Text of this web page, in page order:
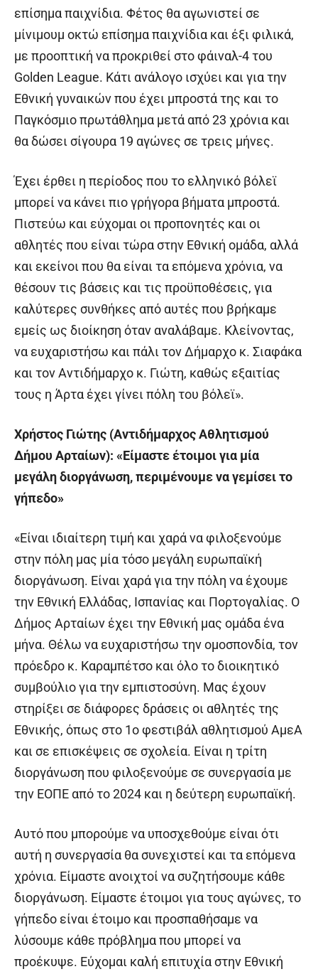
επίσημα παιχνίδια. Φέτος θα αγωνιστεί σε
μίνιμουμ οκτώ επίσημα παιχνίδια και έξι φιλικά,
με προοπτική να προκριθεί στο φάιναλ-4 του
Golden League. Κάτι ανάλογο ισχύει και για την
Εθνική γυναικών που έχει μπροστά της και το
Παγκόσμιο πρωτάθλημα μετά από 23 χρόνια και
θα δώσει σίγουρα 19 αγώνες σε τρεις μήνες.
Έχει έρθει η περίοδος που το ελληνικό βόλεϊ
μπορεί να κάνει πιο γρήγορα βήματα μπροστά.
Πιστεύω και εύχομαι οι προπονητές και οι
αθλητές που είναι τώρα στην Εθνική ομάδα, αλλά
και εκείνοι που θα είναι τα επόμενα χρόνια, να
θέσουν τις βάσεις και τις προϋποθέσεις, για
καλύτερες συνθήκες από αυτές που βρήκαμε
εμείς ως διοίκηση όταν αναλάβαμε. Κλείνοντας,
να ευχαριστήσω και πάλι τον Δήμαρχο κ. Σιαφάκα
και τον Αντιδήμαρχο κ. Γιώτη, καθώς εξαιτίας
τους η Άρτα έχει γίνει πόλη του βόλεϊ».
Χρήστος Γιώτης (Αντιδήμαρχος Αθλητισμού
Δήμου Αρταίων): «Είμαστε έτοιμοι για μία
μεγάλη διοργάνωση, περιμένουμε να γεμίσει το
γήπεδο»
«Είναι ιδιαίτερη τιμή και χαρά να φιλοξενούμε
στην πόλη μας μία τόσο μεγάλη ευρωπαϊκή
διοργάνωση. Είναι χαρά για την πόλη να έχουμε
την Εθνική Ελλάδας, Ισπανίας και Πορτογαλίας. Ο
Δήμος Αρταίων έχει την Εθνική μας ομάδα ένα
μήνα. Θέλω να ευχαριστήσω την ομοσπονδία, τον
πρόεδρο κ. Καραμπέτσο και όλο το διοικητικό
συμβούλιο για την εμπιστοσύνη. Μας έχουν
στηρίξει σε διάφορες δράσεις οι αθλητές της
Εθνικής, όπως στο 1ο φεστιβάλ αθλητισμού ΑμεΑ
και σε επισκέψεις σε σχολεία. Είναι η τρίτη
διοργάνωση που φιλοξενούμε σε συνεργασία με
την ΕΟΠΕ από το 2024 και η δεύτερη ευρωπαϊκή.
Αυτό που μπορούμε να υποσχεθούμε είναι ότι
αυτή η συνεργασία θα συνεχιστεί και τα επόμενα
χρόνια. Είμαστε ανοιχτοί να συζητήσουμε κάθε
διοργάνωση. Είμαστε έτοιμοι για τους αγώνες, το
γήπεδο είναι έτοιμο και προσπαθήσαμε να
λύσουμε κάθε πρόβλημα που μπορεί να
προέκυψε. Εύχομαι καλή επιτυχία στην Εθνική